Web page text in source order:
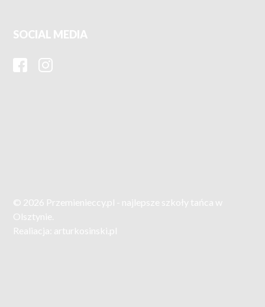
SOCIAL MEDIA
© 2026 Przemienieccy.pl - najlepsze szkoły tańca w
Olsztynie.
Realiacja: arturkosinski.pl